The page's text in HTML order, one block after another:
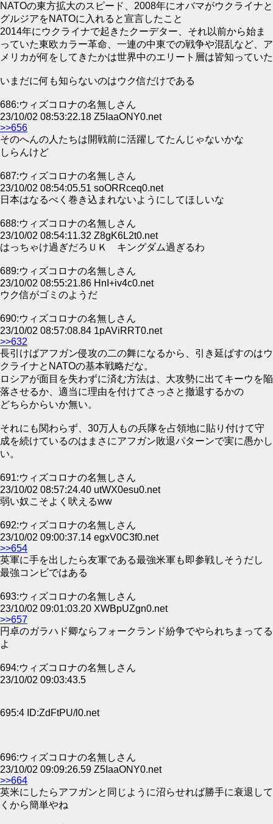
NATOの東方拡大のスピード、2008年にオバマがウクライナと
グルジアをNATOに入れると宣言したこと
2014年にウクライナで起きたクーデター、それ以前から始ま
っていた東欧カラー革命、一連の中東での戦争や混乱など、ア
メリカが何をしてきたかは世界中のエリート層は皆知っていた
いまだに何も知らないのはウク信だけである
686:ウィズコロナの名無しさん
23/10/02 08:53:22.18 Z5IaaONY0.net
>>656
そのへんの人たちは開戦前に活躍してたんじゃないかな
しらんけど
687:ウィズコロナの名無しさん
23/10/02 08:54:05.51 soORRceq0.net
日本はなるべく巻き込まれないようにしてほしいな
688:ウィズコロナの名無しさん
23/10/02 08:54:11.32 Z8gK6L2t0.net
はっちゃけ過ぎだろＵＫ キングダム過ぎるわ
689:ウィズコロナの名無しさん
23/10/02 08:55:21.86 HnI+iv4c0.net
ウク信がゴミのようだ
690:ウィズコロナの名無しさん
23/10/02 08:57:08.84 1pAViRRT0.net
>>632
長引けばアフガン侵攻の二の舞になるから、引き延ばすのはウ
クライナとNATOの基本戦略だな。
ロシアが面目を失わずに済む方法は、大攻勢に出てキーウを陥
落させるか、適当に理由を付けてさっさと撤退するかの
どちらからいか無い。
それにも関わらず、30万人もの兵隊を占領地に貼り付けて守
成を続けているのはまさにアフガン敗退パターンで実に愚かし
い。
691:ウィズコロナの名無しさん
23/10/02 08:57:24.40 utWX0esu0.net
弱い奴こそよく吠えるww
692:ウィズコロナの名無しさん
23/10/02 09:00:37.14 egxV0C3f0.net
>>654
英軍に手を出したら友軍である最強米軍も即参戦しそうだし
最強コンビではある
693:ウィズコロナの名無しさん
23/10/02 09:01:03.20 XWBpUZgn0.net
>>657
円卓のガラハド卿ならフォークランド紛争でやられちまってる
よ
694:ウィズコロナの名無しさん
23/10/02 09:03:43.5
695:4 ID:ZdFtPU/l0.net
696:ウィズコロナの名無しさん
23/10/02 09:09:26.59 Z5IaaONY0.net
>>664
英米にしたらアフガンと同じように沼らせれば勝手に衰退して
くから簡単やね